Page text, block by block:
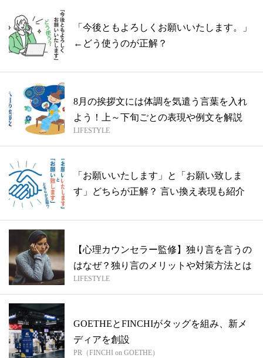
「今後ともよろしくお願いいたします。」
←どう使うのが正解？
8月の挨拶文には体調を気遣う言葉を入れ
よう！上～下旬ごとの表現や例文を解説
LIFESTYLE
「お願いいたします」と「お願い致しま
す」どちらが正解？ 言い換え表現も紹介
【心理カウンセラー監修】独り言を言うの
はなぜ？独り言のメリットや対策方法とは
LIFESTYLE
GOETHEとFINCHIがタッグを組み、新メ
ディアを創設
PR（FINCHI on GOETHE）